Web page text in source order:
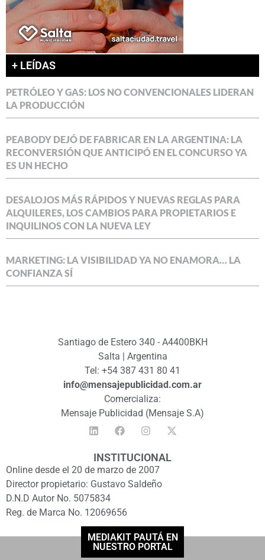
+ LEÍDAS
PETRÓLEO Y GAS: LOS NO CONVENCIONALES LIDERAN
LA PRODUCCIÓN
PEABODY DEJÓ DE FABRICAR EN LA ARGENTINA: LA
RECONVERSIÓN QUE ANTICIPÓ EN EL CONCURSO YA
ES UN HECHO
DESALOJOS MÁS RÁPIDOS Y NUEVAS REGLAS PARA
ALQUILERES, LOS CAMBIOS PARA PROPIETARIOS E
INQUILINOS CON LA NUEVA LEY
MARKETING: LA VISIBILIDAD YA NO ENAMORA… LA
CONFIANZA SÍ
Santiago de Estero 340 - A4400BKH
Salta | Argentina
Tel: +54 387 431 80 41
info@mensajepublicidad.com.ar
Comercializa:
Mensaje Publicidad (Mensaje S.A)
INSTITUCIONAL
Online desde el 20 de marzo de 2007
Director propietario: Gustavo Saldeño
D.N.D Autor No. 5075834
Reg. de Marca No. 12069656
MEDIAKIT PAUTÁ EN
NUESTRO PORTAL